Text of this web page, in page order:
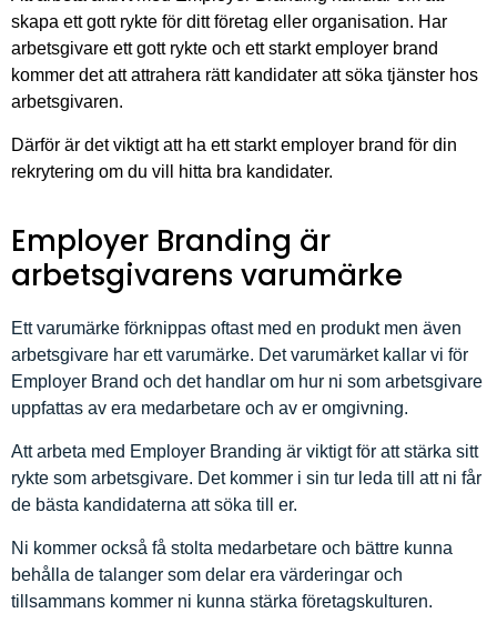
skapa ett gott rykte för ditt företag eller organisation. Har
arbetsgivare ett gott rykte och ett starkt employer brand
kommer det att attrahera rätt kandidater att söka tjänster hos
arbetsgivaren.
Därför är det viktigt att ha ett starkt employer brand för din
rekrytering om du vill hitta bra kandidater.
Employer Branding är
arbetsgivarens varumärke
Ett varumärke förknippas oftast med en produkt men även
arbetsgivare har ett varumärke. Det varumärket kallar vi för
Employer Brand och det handlar om hur ni som arbetsgivare
uppfattas av era medarbetare och av er omgivning.
Att arbeta med Employer Branding är viktigt för att stärka sitt
rykte som arbetsgivare. Det kommer i sin tur leda till att ni får
de bästa kandidaterna att söka till er.
Ni kommer också få stolta medarbetare och bättre kunna
behålla de talanger som delar era värderingar och
tillsammans kommer ni kunna stärka företagskulturen.